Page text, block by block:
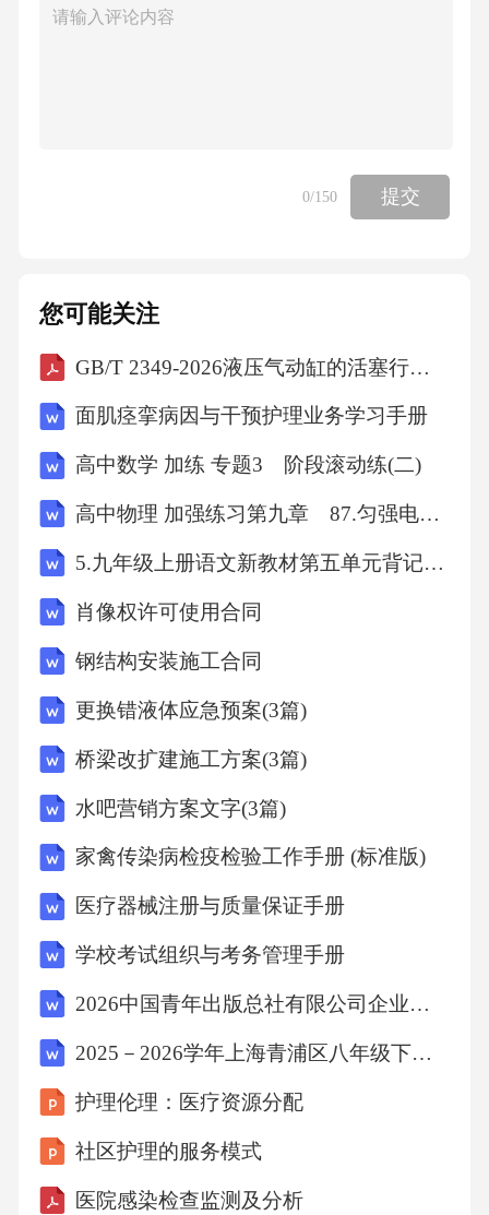
院，“救”指现场急救措施，“护”指后续监护与转
救人员需按照“ABCDEF”原则进行评估：A（Air
way），B（Breathing），C（Circulation），D
的急救设备，如除颤仪、呼吸机、心电图机
等，确保急救措施的规范性。院前急救流程需
结合交通状况与患者病情，合理安排转运路
需遵循“先救治、后检查”原则，优先处理危及生
命的情况，如大出血、心肺骤停等。根据《急
诊医学》（第7版）中提到，急诊接诊需在10分
钟内完成初步评估，确保患者安全进入急诊
如“黄金120分钟”原则，确保患者在最短时间内
获得救治。急诊接诊需记录患者基本信息、病
情、治疗措施及转运信息，确保信息完整，便
于后续治疗。急诊接诊需遵循“三查”制度：查患
者、查设备、查流程，确保接诊过程规范、有
序。1.3院前急救设备配置院前急救设备需配置
标准化、便携式设备，如AED（自动体外除颤
器）、呼吸机、监护仪、止血带等，确保急救
0）研究，院前急救设备配置应符合《院前急救
设备配置标准》（GB/T31438-2015），确保设
备性能与急救需求匹配。院前急救设备需定期
维护与检查，确保设备处于良好状态，避免因
设备故障影响急救效率。院前急救设备应配备
专用充电器、备用电池及应急电源，确保在突
0/150 提交
您可能关注
GB/T 2349-2026液压气动缸的活塞行程系列
面肌痉挛病因与干预护理业务学习手册
高中数学 加练 专题3 阶段滚动练(二)
高中物理 加强练习第九章 87.匀强电场中电势差与电场强度的关系
5.九年级上册语文新教材第五单元背记手册
肖像权许可使用合同
钢结构安装施工合同
更换错液体应急预案(3篇)
桥梁改扩建施工方案(3篇)
水吧营销方案文字(3篇)
家禽传染病检疫检验工作手册 (标准版)
医疗器械注册与质量保证手册
学校考试组织与考务管理手册
2026中国青年出版总社有限公司企业社会人员招聘5人笔试题库及答案详解【基础+提升】
2025－2026学年上海青浦区八年级下学期期末数学试卷及答案
护理伦理：医疗资源分配
社区护理的服务模式
医院感染检查监测及分析